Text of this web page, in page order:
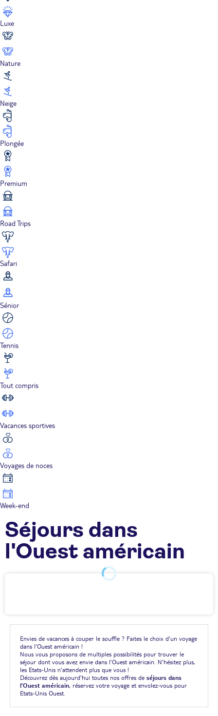
Luxe
Nature
Neige
Plongée
Premium
Road Trips
Safari
Sénior
Tennis
Tout compris
Vacances sportives
Voyages de noces
Week-end
Séjours dans
l'Ouest américain
Envies de vacances à couper le souffle ? Faites le choix d'un voyage
dans l'Ouest américain !
Nous vous proposons de multiples possibilités pour trouver le
séjour dont vous avez envie dans l'Ouest américain. N'hésitez plus,
les Etats-Unis n'attendent plus que vous !
Découvrez dès aujourd'hui toutes nos offres de séjours dans
l'Ouest américain, réservez votre voyage et envolez-vous pour
Etats-Unis Ouest.